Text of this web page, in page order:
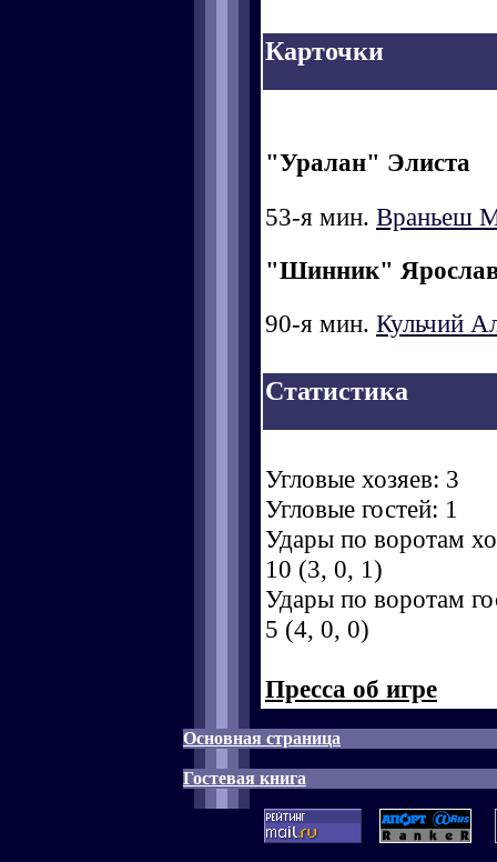
Карточки
"Уралан" Элиста
53-я мин. Враньеш
"Шинник"
90-я мин. Кульчий
Статистика
Угловые хозяев: 3
Угловые гостей: 1
Удары по воротам
10 (3, 0, 1)
Удары по воротам
5 (4, 0, 0)
Пресса об игре
Основная страница
Гостевая книга